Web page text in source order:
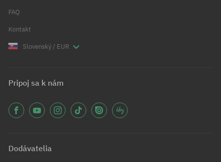
FAQ
Kontakt
Slovenský / EUR
Pripoj sa k nám
Dodávatelia